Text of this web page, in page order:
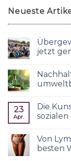
Neueste
jetzt
23
Apr.
Die
Von
besten